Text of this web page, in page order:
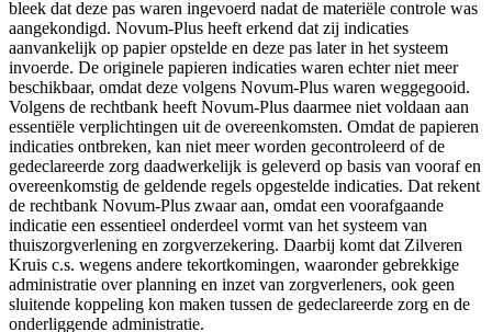
bleek dat deze pas waren ingevoerd nadat de materiële controle was
aangekondigd. Novum-Plus heeft erkend dat zij indicaties
aanvankelijk op papier opstelde en deze pas later in het systeem
invoerde. De originele papieren indicaties waren echter niet meer
beschikbaar, omdat deze volgens Novum-Plus waren weggegooid.
Volgens de rechtbank heeft Novum-Plus daarmee niet voldaan aan
essentiële verplichtingen uit de overeenkomsten. Omdat de papieren
indicaties ontbreken, kan niet meer worden gecontroleerd of de
gedeclareerde zorg daadwerkelijk is geleverd op basis van vooraf en
overeenkomstig de geldende regels opgestelde indicaties. Dat rekent
de rechtbank Novum-Plus zwaar aan, omdat een voorafgaande
indicatie een essentieel onderdeel vormt van het systeem van
thuiszorgverlening en zorgverzekering. Daarbij komt dat Zilveren
Kruis c.s. wegens andere tekortkomingen, waaronder gebrekkige
administratie over planning en inzet van zorgverleners, ook geen
sluitende koppeling kon maken tussen de gedeclareerde zorg en de
onderliggende administratie.